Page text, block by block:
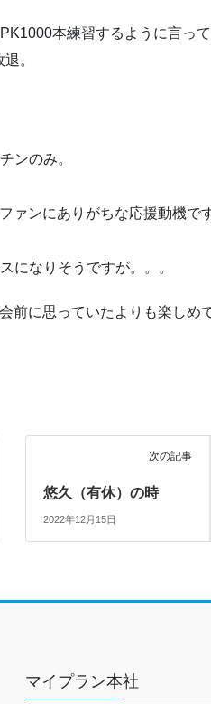
本練習するように言って
。
ンのみ。
ァンにありがちな応援動機で
になりそうですが。。。
前に思っていたよりも楽しめ
次の記事
悠久（有休）の時
2022年12月15日
マイプラン本社